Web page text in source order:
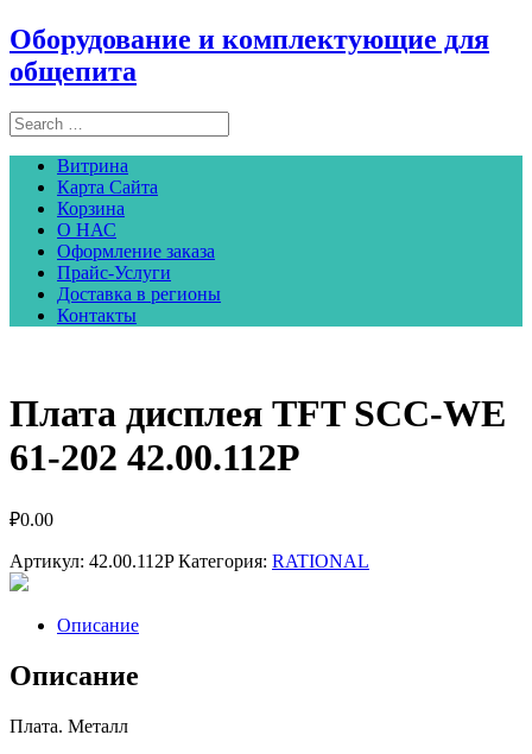
Оборудование и комплектующие для
общепита
Витрина
Карта Сайта
Корзина
О НАС
Оформление заказа
Прайс-Услуги
Доставка в регионы
Контакты
Плата дисплея TFT SCC-WE
61-202 42.00.112P
₽0.00
Артикул: 42.00.112P Категория: RATIONAL
Описание
Описание
Плата. Металл